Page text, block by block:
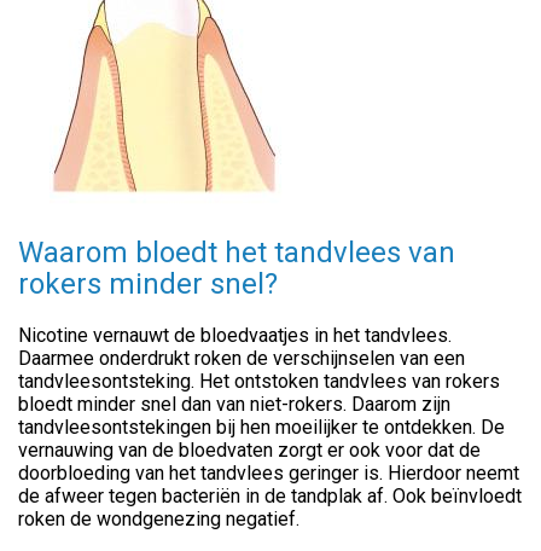
Waarom bloedt het tandvlees van
rokers minder snel?
Nicotine vernauwt de bloedvaatjes in het tandvlees.
Daarmee onderdrukt roken de verschijnselen van een
tandvleesontsteking. Het ontstoken tandvlees van rokers
bloedt minder snel dan van niet-rokers. Daarom zijn
tandvleesontstekingen bij hen moeilijker te ontdekken. De
vernauwing van de bloedvaten zorgt er ook voor dat de
doorbloeding van het tandvlees geringer is. Hierdoor neemt
de afweer tegen bacteriën in de tandplak af. Ook beïnvloedt
roken de wondgenezing negatief.